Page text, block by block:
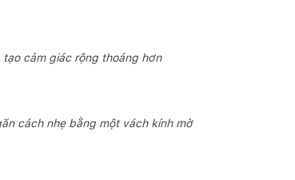
cảm giác rộng thoáng hơn
cách nhẹ bằng một vách kính mờ